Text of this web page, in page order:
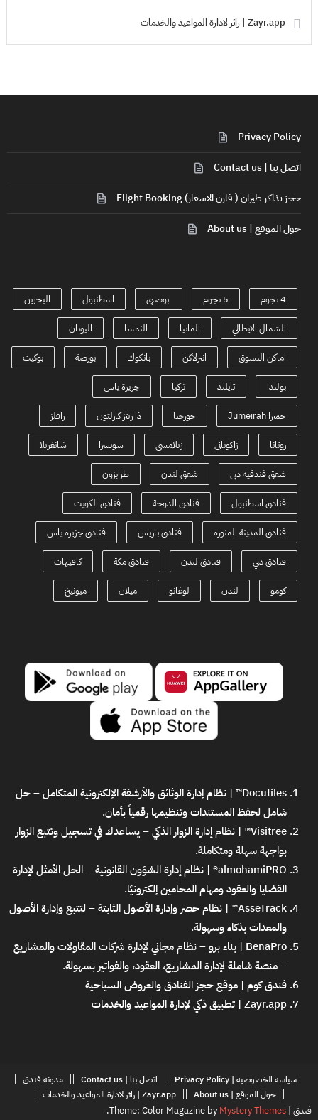
Zayr.app | زائر لادارة المواعيد والخدمات
Privacy Policy
اتصل بنا | Contact us
حجز تذاكر طيران ( قارن الاسعار) Flight Booking
حول الموقع | About us
4 نجوم 5 نجوم ابوضبي اسطنبول البحرين
الشمال الايطالي المانيا النمسا اليونان
اماكن التسوق انترلاكن بانكوك بورصة بوكيت
بولندا تايلند تركيا جزيرة ياس
جميرا Jumeirah جورجيا ذا ريتز كارلتون رافلز
روتانا زاكوباني زيلامسي سويسرا شانغريلا
شقق فندقية دبي شقق لندن طرابزون
فنادق اسطنبول فنادق الدوحة فنادق الكويت
فنادق المدينة المنورة فنادق باريس فنادق جزيرة ياس
فنادق دبي فنادق لندن فنادق مكة كافيهات
كومو لندن لوغانو ميلان ميونيخ
Docufiles™ | نظام إدارة الوثائق والأرشفة الإلكترونية المتكامل
– حل
شامل لحفظ المستندات وتنظيمها رقمياً بأمان.
Visitree™ | نظام إدارة الزوار الذكي
– يساعدك في تسجيل وتتبع الزوار
بواجهة سهلة ومتكاملة.
almohamiPRO® | نظام إدارة الشؤون القانونية
– الحل الأمثل لإدارة
القضايا والعقود ومهام المحامين إلكترونيًا.
AsseTrack™ | نظام حصر وإدارة الأصول الثابتة
– لتتبع وإدارة الأصول
والمعدات بذكاء وسهولة.
BenaPro | بناء برو – نظام مجاني لإدارة شركات المقاولات والمشاريع
– منصة شاملة لإدارة المشاريع، العقود، والفواتير بسهولة.
فندق كوم | موقع حجز الفنادق والعروض السياحية
Zayr.app | تطبيق ذكي لإدارة المواعيد والخدمات
سياسة الخصوصية | Privacy Policy اتصل بنا | Contact us
مدونة فندق
حول الموقع | About us
Zayr.app | زائر لادارة المواعيد والخدمات
فندق |
Theme: Color Magazine by Mystery Themes
.